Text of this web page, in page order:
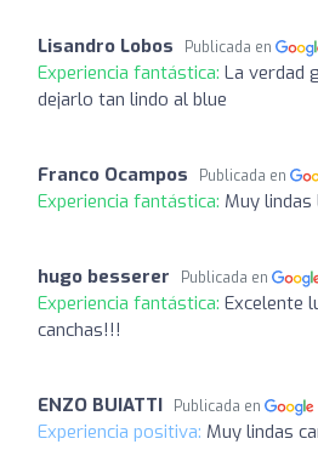
Lisandro Lobos Publicada en
Experiencia fantástica: La verdad
dejarlo tan lindo al blue
Franco Ocampos Publicada en
Experiencia fantástica: Muy lindas
hugo besserer Publicada en
Experiencia fantástica: Excelente
canchas!!!
ENZO BUIATTI Publicada en
Experiencia positiva: Muy lindas